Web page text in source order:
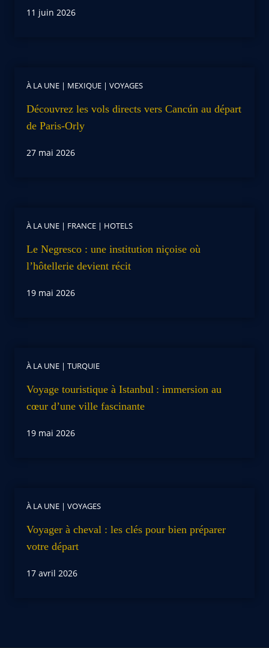
11 juin 2026
À LA UNE | MEXIQUE | VOYAGES
Découvrez les vols directs vers Cancún au départ
de Paris-Orly
27 mai 2026
À LA UNE | FRANCE | HOTELS
Le Negresco : une institution niçoise où
l’hôtellerie devient récit
19 mai 2026
À LA UNE | TURQUIE
Voyage touristique à Istanbul : immersion au
cœur d’une ville fascinante
19 mai 2026
À LA UNE | VOYAGES
Voyager à cheval : les clés pour bien préparer
votre départ
17 avril 2026